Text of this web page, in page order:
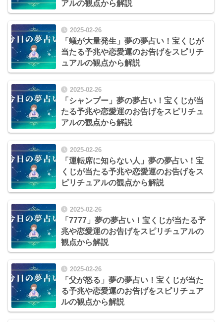
アルの観点から解説
2025-02-26
「蟻が大量発生」夢の夢占い！宝くじが
当たる予兆や恋愛運のお告げをスピリチ
ュアルの観点から解説
2025-02-26
「シャンプー」夢の夢占い！宝くじが当
たる予兆や恋愛運のお告げをスピリチュ
アルの観点から解説
2025-02-26
「運転席に知らない人」夢の夢占い！宝
くじが当たる予兆や恋愛運のお告げをス
ピリチュアルの観点から解説
2025-02-26
「7777」夢の夢占い！宝くじが当たる予
兆や恋愛運のお告げをスピリチュアルの
観点から解説
2025-02-26
「父が怒る」夢の夢占い！宝くじが当た
る予兆や恋愛運のお告げをスピリチュア
ルの観点から解説